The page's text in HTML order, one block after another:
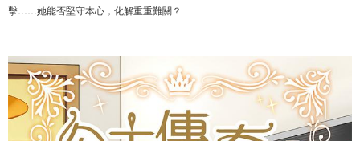
擊……她能否堅守本心，化解重重難關？